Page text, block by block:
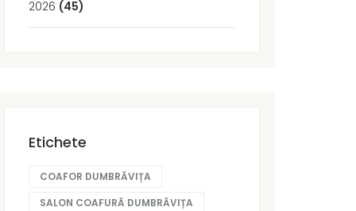
2026 (45)
Etichete
COAFOR DUMBRĂVIȚA
SALON COAFURĂ DUMBRĂVIȚA